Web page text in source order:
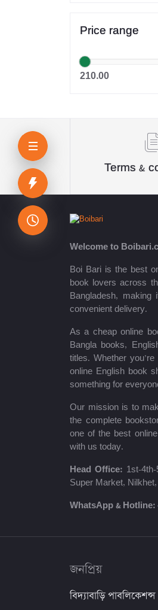
Dr. Khandaker
Jahangir
কিউএনএ
অর্কিড সম্পাদনা পর্ষদ
পাঞ্জেরী সম্পাদনা পর্ষদ
মফিজুল ইসলাম মিলন
রবীন্দ্রনাথ ঠাকুর
মোত্তাসিন পাহলভী
শায়খ আহমাদুল্লাহ
মোঃ খাইরুল আলম
ম্যাক্সিম গোর্কি
মহাদেব সাহা
প্রমথ চৌধুরী
শরৎচন্দ্র চট্টোপাধ্যায়
সলিমুল্লাহ খান
Price range
210.00
Terms &
Welcome to
Boi Bari is the best
book lovers across
Bangladesh,
convenient delivery.
As a cheap online
Bangla books,
titles. Whether
online English book
something for
Our mission is to
the complete
one of the best
with us today.
Head Office: 1st-
Super Market,
WhatsApp & Hotline:
জনপ্রিয়
বিদ্যাবাড়ি পাবলিকেশন্স